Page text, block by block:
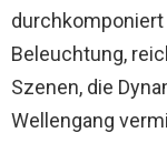
Beleuchtung,
Szenen, die
Wellengang